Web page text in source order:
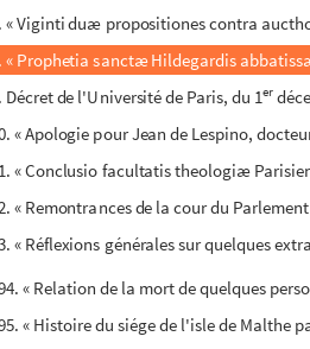
« Viginti duæ propositiones contra
« Prophetia sanctæ Hildegardis
Décret de l'Université de Paris, du 1er
« Apologie pour Jean de Lespino,
« Conclusio facultatis theologiæ
« Remontrances de la cour du
« Réflexions générales sur quelques
« Relation de la mort de quelques
« Histoire du siége de l'isle de Malthe